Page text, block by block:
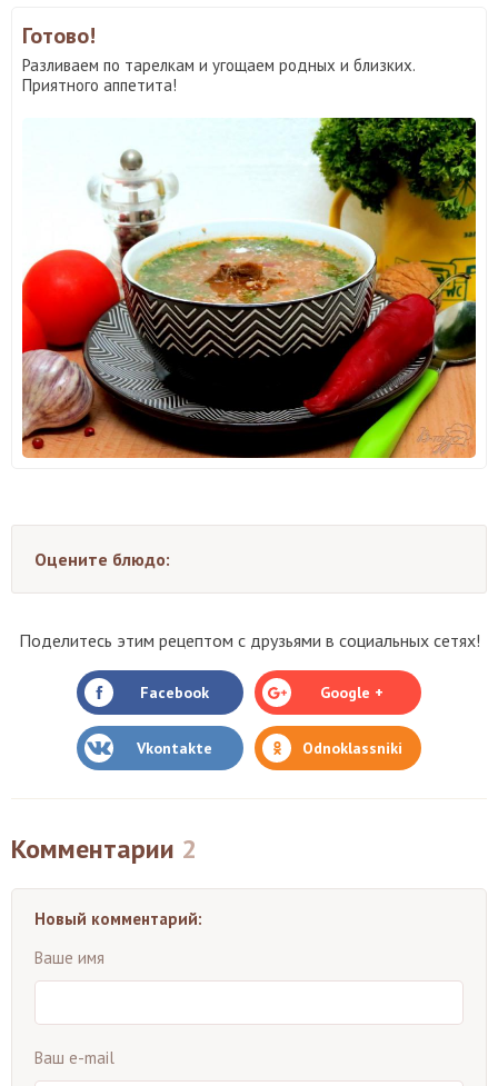
Готово!
Разливаем по тарелкам и угощаем родных и близких.
Приятного аппетита!
Оцените блюдо:
Поделитесь этим рецептом с друзьями в социальных сетях!
Facebook Google +
Vkontakte Odnoklassniki
Комментарии 2
Новый комментарий:
Ваше имя
Ваш e-mail